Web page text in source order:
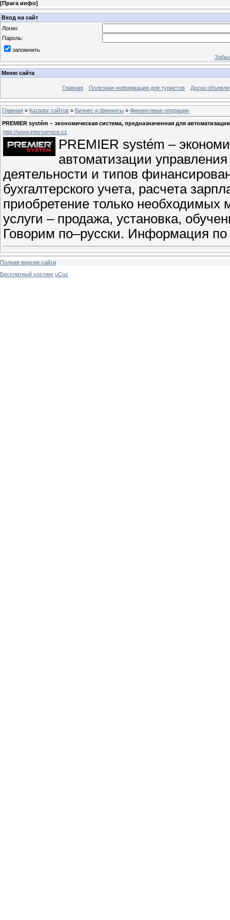
[Прага инфо]
Вход на сайт
Логин:
Пароль:
запомнить
Меню сайта
Главная Полезная информация для туристов Доска
Главная » Каталог сайтов » Бизнес и финансы » Финансовые операции
PREMIER systém – экономическая система, предназначенная для
http://www.interservice.cz
PREMIER systém –
автоматизации
деятельности и типов
бухгалтерского учета, расчета
приобретение только
услуги – продажа, установка,
Говорим по–русски. Информация
Полная версия сайта
Бесплатный хостинг uCoz